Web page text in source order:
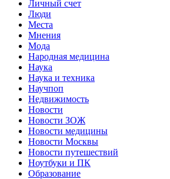
Личный счет
Люди
Места
Мнения
Мода
Народная медицина
Наука
Наука и техника
Научпоп
Недвижимость
Новости
Новости ЗОЖ
Новости медицины
Новости Москвы
Новости путешествий
Ноутбуки и ПК
Образование